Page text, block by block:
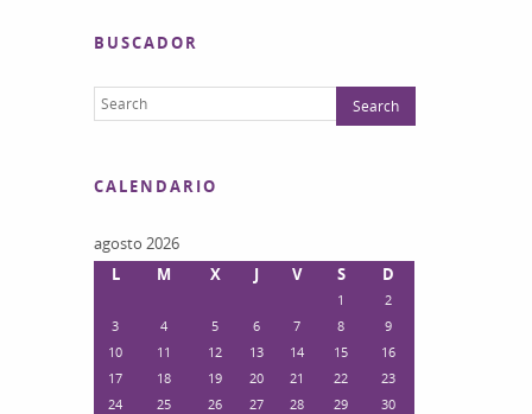
BUSCADOR
CALENDARIO
agosto 2026
L
M X J V S D
1
2
3
4 5 6 7 8
9
10
11 12 13 14 15
16
17
18 19 20 21 22
23
24
25 26 27 28 29
30